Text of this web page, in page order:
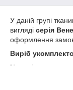
У даній групі
вигляді серія
оформлення
Виріб
Наявність на